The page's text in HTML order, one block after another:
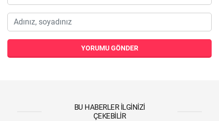
YORUMU GÖNDER
BU HABERLER İLGINIZI
ÇEKEBILIR